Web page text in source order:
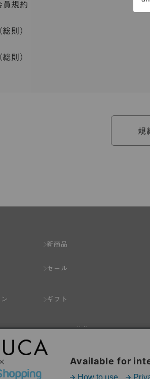
員規約
則）
則）
はその名称のいかんに関わらず、本規約の
めが前項の個別規定の定めと矛盾する場合
録は、弊社所定の情報を、インターネット
は、一人につき１アカウントのみとします
めの他、弊社は、会員登録した方が以下の
があります。
約違反により、会員登録の抹消等の処分を受
登録の申請に虚偽の事項が含まれている場合。
規
新商品
セール
ギフト
スタッフ募集